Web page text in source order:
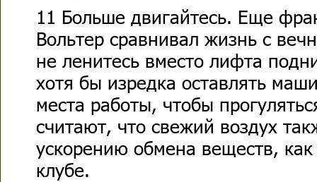
11 Больше двигайтесь. Еще
Вольтер сравнивал жизнь с
не ленитесь вместо лифта
хотя бы изредка оставлять
места работы, чтобы
считают, что свежий воздух
ускорению обмена веществ,
клубе.